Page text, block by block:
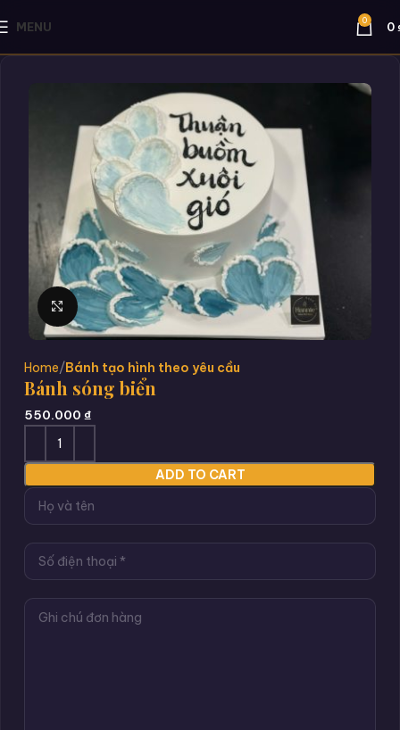
MENU 0 0
Click to enlarge
Home Bánh tạo hình theo yêu cầu
Bánh sóng biển
550.000 ₫
ADD TO CART